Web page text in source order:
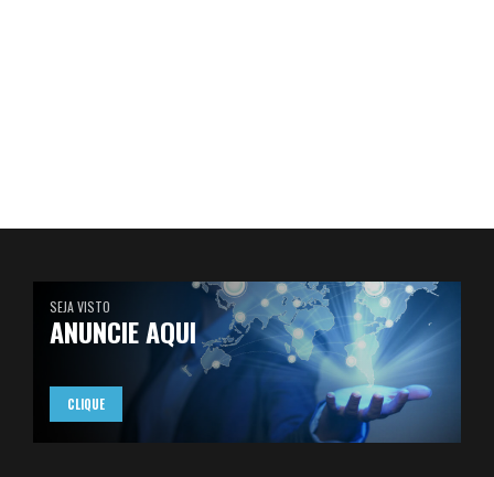
SEJA VISTO
ANUNCIE AQUI
CLIQUE